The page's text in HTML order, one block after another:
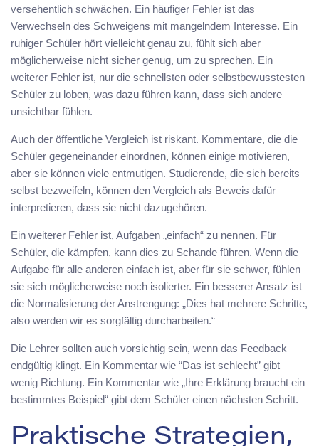
versehentlich schwächen. Ein häufiger Fehler ist das
Verwechseln des Schweigens mit mangelndem Interesse. Ein
ruhiger Schüler hört vielleicht genau zu, fühlt sich aber
möglicherweise nicht sicher genug, um zu sprechen. Ein
weiterer Fehler ist, nur die schnellsten oder selbstbewusstesten
Schüler zu loben, was dazu führen kann, dass sich andere
unsichtbar fühlen.
Auch der öffentliche Vergleich ist riskant. Kommentare, die die
Schüler gegeneinander einordnen, können einige motivieren,
aber sie können viele entmutigen. Studierende, die sich bereits
selbst bezweifeln, können den Vergleich als Beweis dafür
interpretieren, dass sie nicht dazugehören.
Ein weiterer Fehler ist, Aufgaben „einfach“ zu nennen. Für
Schüler, die kämpfen, kann dies zu Schande führen. Wenn die
Aufgabe für alle anderen einfach ist, aber für sie schwer, fühlen
sie sich möglicherweise noch isolierter. Ein besserer Ansatz ist
die Normalisierung der Anstrengung: „Dies hat mehrere Schritte,
also werden wir es sorgfältig durcharbeiten.“
Die Lehrer sollten auch vorsichtig sein, wenn das Feedback
endgültig klingt. Ein Kommentar wie “Das ist schlecht” gibt
wenig Richtung. Ein Kommentar wie „Ihre Erklärung braucht ein
bestimmtes Beispiel“ gibt dem Schüler einen nächsten Schritt.
Praktische Strategien,